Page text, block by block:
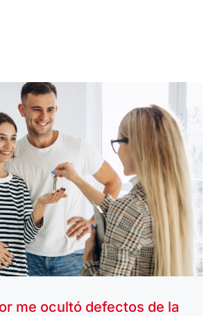
me ocultó defectos de la